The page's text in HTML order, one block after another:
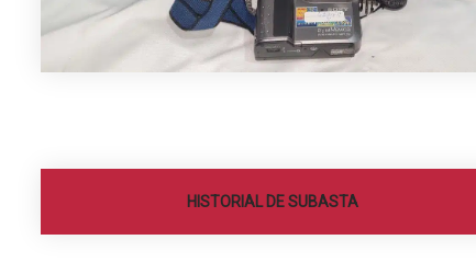
HISTORIAL DE SUBASTA